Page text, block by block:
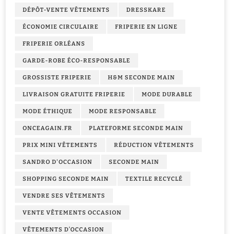
DÉPÔT-VENTE VÊTEMENTS DRESSKARE
ÉCONOMIE CIRCULAIRE FRIPERIE EN LIGNE
FRIPERIE ORLÉANS
GARDE-ROBE ÉCO-RESPONSABLE
GROSSISTE FRIPERIE H&M SECONDE MAIN
LIVRAISON GRATUITE FRIPERIE MODE DURABLE
MODE ÉTHIQUE MODE RESPONSABLE
ONCEAGAIN.FR PLATEFORME SECONDE MAIN
PRIX MINI VÊTEMENTS RÉDUCTION VÊTEMENTS
SANDRO D'OCCASION SECONDE MAIN
SHOPPING SECONDE MAIN TEXTILE RECYCLÉ
VENDRE SES VÊTEMENTS
VENTE VÊTEMENTS OCCASION
VÊTEMENTS D’OCCASION